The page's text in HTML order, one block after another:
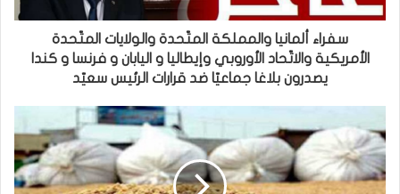
سفراء ألمانيا والمملكة المتّحدة والولايات المتّحدة
الأمريكية والاتّحاد الأوروبي وإيطاليا و اليابان و فرنسا و كندا
يصدرون بلاغا جماعيّا ضد قرارات الرئيس سعيّد